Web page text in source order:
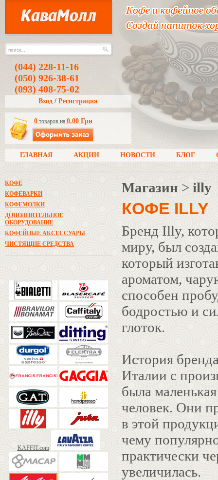
(044) 228-11-16
(050) 926-38-61
(093) 408-75-02
Вход / Регистрация
0 товаров на 0.00 Грн
ГЛАВНАЯ АКЦИИ НОВОСТИ БЛОГ
КОФЕ
КОФЕВАРКИ
КОФЕМОЛКИ
ДОПОЛНИТЕЛЬНОЕ
ОБОРУДОВАНИЕ
КОФЕЙНЫЕ АКСЕССУАРЫ
ЧИСТЯЩИЕ СРЕДСТВА
KAFFIT.com
Магазин > illy
КОФЕ ILLY
Бренд Illy,
миру, был
который
ароматом,
способен
бодростью и
глоток.
История
Италии с
была
человек. Они
в этой
чему
практически
увеличилась.